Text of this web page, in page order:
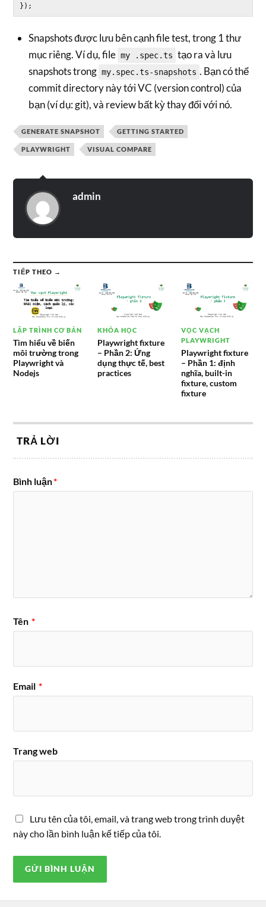
Snapshots được lưu bên cạnh file test, trong 1 thư
mục riêng. Ví dụ, file my .spec.ts tạo ra và lưu
snapshots trong my.spec.ts-snapshots . Bạn có thể
commit directory này tới VC (version control) của
bạn (ví dụ: git), và review bất kỳ thay đổi với nó.
GENERATE SNAPSHOT GETTING STARTED
PLAYWRIGHT VISUAL COMPARE
admin
TIẾP THEO →
LẬP TRÌNH CƠ BẢN
Tìm hiểu về biến
môi trường trong
Playwright và
Nodejs
KHÓA HỌC
Playwright fixture
– Phần 2: Ứng
dụng thực tế, best
practices
VỌC VẠCH
PLAYWRIGHT
Playwright fixture
– Phần 1: định
nghĩa, built-in
fixture, custom
fixture
TRẢ LỜI
Bình luận*
Tên *
Email *
Trang web
Lưu tên của tôi, email, và trang web trong trình duyệt
này cho lần bình luận kế tiếp của tôi.